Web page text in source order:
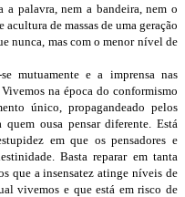
a palavra, nem a bandeira, nem o
de massas de uma geração
nunca, mas com o menor nível de
mutuamente e a imprensa nas
na época do conformismo
único, propagandeado pelos
ousa pensar diferente. Está
em que os pensadores e
Basta reparar em tanta
que a insensatez atinge níveis de
vivemos e que está em risco de